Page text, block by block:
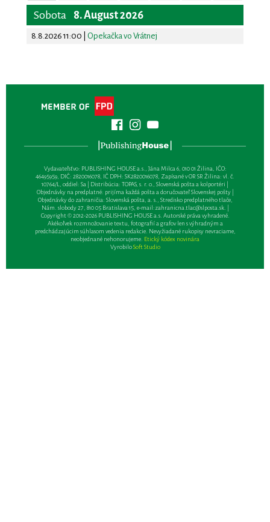
Sobota 8. August 2026
8.8.2026 11:00 Opekačka vo Vrátnej
Vydavateľsťvo: PUBLISHING HOUSE a.s., Jána Milca 6, 010 01 Žilina, IČO:
46495959, DIČ: 2820016078, IČ DPH: SK2820016078, Zapísané v OR SR Žilina: vl. č.
10764/L, oddiel: Sa | Distribúcia: TOPAS, s. r. o., Slovenská pošta a kolportéri |
Objednávky na predplatné: prijíma každá pošta a doručovateľ Slovenskej pošty |
Objednávky do zahraničia: Slovenská pošta, a. s., Stredisko predplatného tlače,
Nám. slobody 27, 810 05 Bratislava 15, e-mail:zahranicna.tlac@slposta.sk. |
Copyright © 2012-2026 PUBLISHING HOUSE a.s. Autorské práva vyhradené.
Akékoľvek rozmnožovanie textu, fotografií a grafov len s výhradným a
predchádzajúcim súhlasom vedenia redakcie. Nevyžiadané rukopisy nevraciame,
neobjednané nehonorujeme. Etický kódex novinára
VyrobiloSoft Studio